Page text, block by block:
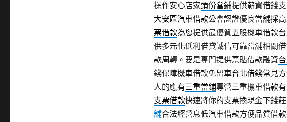
操作安心店家頭份當鋪提供薪資借錢
大安區汽車借款公會認證優良當舖採
票借款為您提供最優質五股機車借款
供多元化低利借貸誠信可靠當舖相關
款周轉。要是專門提供票貼借款融資
錢保障機車借款免留車台北借錢常見
人的應有三重當鋪專營三重機車借款
支票借款快速將你的支票換現金下錢
舖合法經營息低汽車借款方便品質借